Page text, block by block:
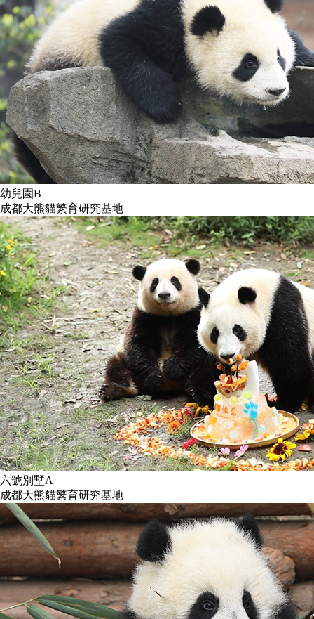
幼兒園B
成都大熊貓繁育研究基地
六號別墅A
成都大熊貓繁育研究基地